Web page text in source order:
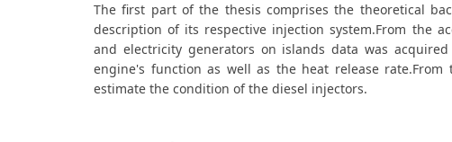
The first part of the thesis comprises the theoretical
description of its respective injection system.From the
and electricity generators on islands data was
engine's function as well as the heat release
estimate the condition of the diesel injectors.